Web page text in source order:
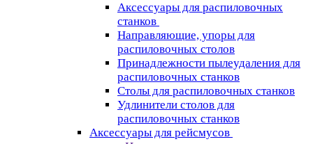
Аксессуары для распиловочных
станков
Направляющие, упоры для
распиловочных столов
Принадлежности пылеудаления для
распиловочных станков
Столы для распиловочных станков
Удлинители столов для
распиловочных станков
Аксессуары для рейсмусов